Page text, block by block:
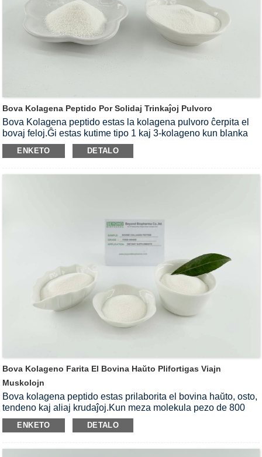
Bova Kolagena Peptido Por Solidaj Trinkaĵoj Pulvoro
Bova Kolagena peptido estas la kolagena pulvoro ĉerpita el
bovaj feloj.Ĝi estas kutime tipo 1 kaj 3-kolageno kun blanka
koloro kaj neŭtrala gusto.Nia bova kolagena peptido estas
tute senodora kun tuja solvebleco en eĉ malvarman
solida trinkaĵo-pulvoro.
ENKETO DETALO
Bova Kolageno Farita El Bovina Haŭto Plifortigas Viajn
Muskolojn
Bova kolagena peptido estas prilaborita el bovina haŭto, osto,
tendeno kaj aliaj krudaĵoj.Kun meza molekula pezo de 800
Dalton, ĝi estas malgranda kolagena peptido facile sorbita de
la homa korpo.Kolagenaj suplementoj antaŭenigas kreskon
por tiuj, kiuj volas resti en formo kaj konstrui tonigajn kaj
ENKETO DETALO